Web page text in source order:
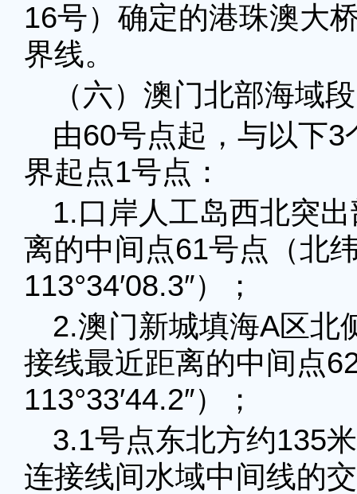
16号）确定的港珠澳大
界线。
（六）澳门北部海域
由60号点起，与以下
界起点1号点：
1.口岸人工岛西北突
离的中间点61号点（北
113°34′08.3″）；
2.澳门新城填海A区北
接线最近距离的中间点
113°33′44.2″）；
3.1号点东北方约135
连接线间水域中间线的